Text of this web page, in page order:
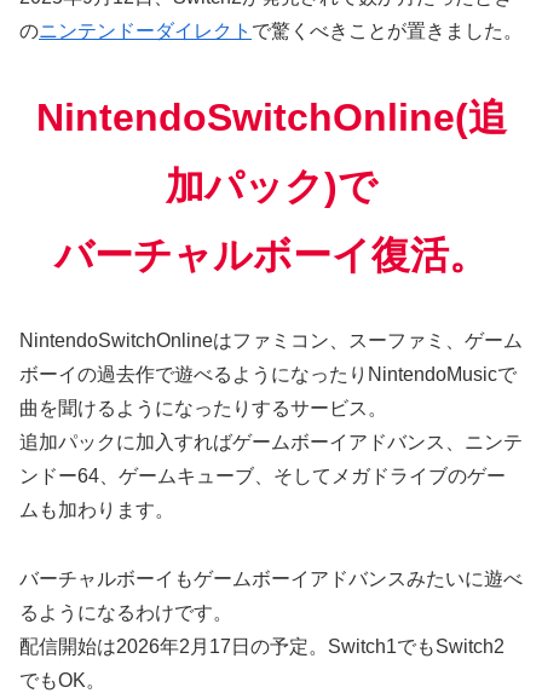
のニンテンドーダイレクト で驚くべきことが置きました。
NintendoSwitchOnline(追
加パック)で
バーチャルボーイ復活。
NintendoSwitchOnlineはファミコン、スーファミ、ゲーム
ボーイの過去作で遊べるようになったりNintendoMusicで
曲を聞けるようになったりするサービス。
追加パックに加入すればゲームボーイアドバンス、ニンテ
ンドー64、ゲームキューブ、そしてメガドライブのゲー
ムも加わります。
バーチャルボーイもゲームボーイアドバンスみたいに遊べ
るようになるわけです。
配信開始は2026年2月17日の予定。Switch1でもSwitch2
でもOK。